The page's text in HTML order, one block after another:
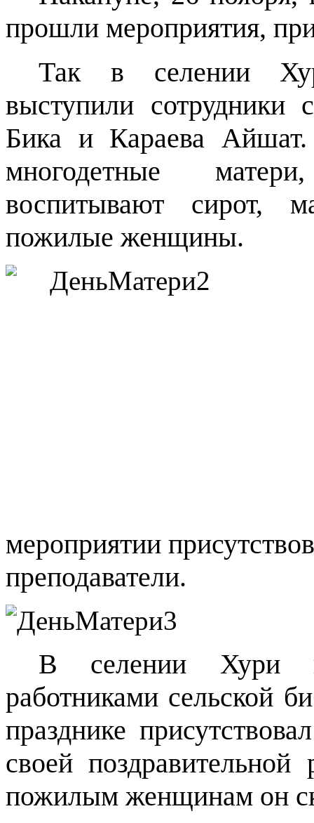
прошли мероприятия,
Так в селении
выступили сотрудники
Бика и Караева
многодетные
воспитывают сирот,
пожилые женщины.
мероприятии
преподаватели.
В селении Хури
работниками сельской
празднике
своей
пожилым женщинам он